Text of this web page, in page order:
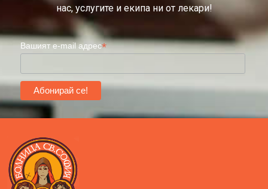
нас, услугите и екипа ни от лекари!
Вашият e-mail адрес*